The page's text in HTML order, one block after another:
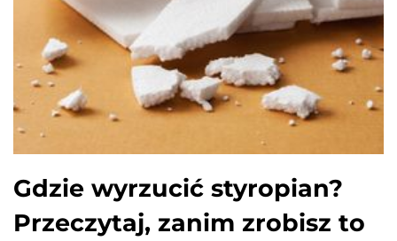
Gdzie wyrzucić styropian?
Przeczytaj, zanim zrobisz to